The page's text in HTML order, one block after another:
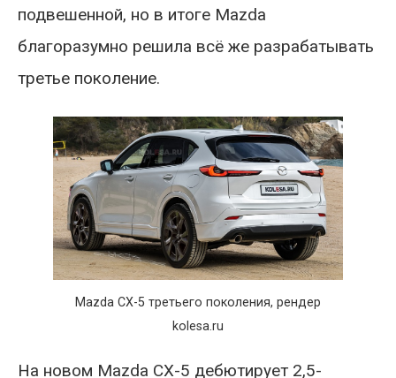
подвешенной, но в итоге Mazda
благоразумно решила всё же разрабатывать
третье поколение.
Mazda CX-5 третьего поколения, рендер
kolesa.ru
На новом Mazda CX-5 дебютирует 2,5-